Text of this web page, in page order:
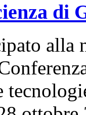
di
alla